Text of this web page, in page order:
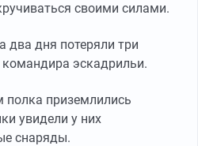
своими силами.
два дня потеряли три
эскадрильи.
приземлились
увидели у них
снаряды.